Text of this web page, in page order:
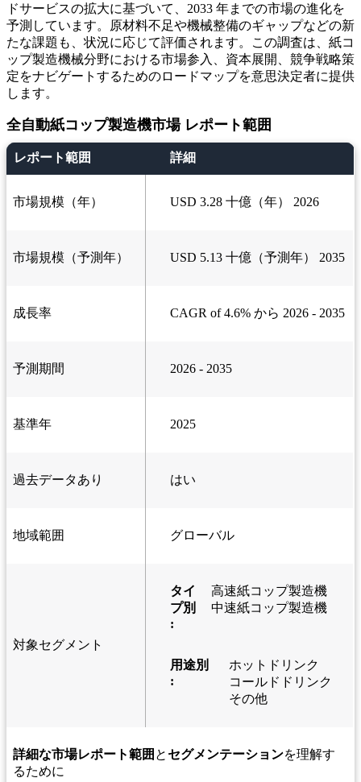
ドサービスの拡大に基づいて、2033 年までの市場の進化を
予測しています。原材料不足や機械整備のギャップなどの新
たな課題も、状況に応じて評価されます。この調査は、紙コ
ップ製造機械分野における市場参入、資本展開、競争戦略策
定をナビゲートするためのロードマップを意思決定者に提供
します。
全自動紙コップ製造機市場 レポート範囲
レポート範囲 詳細
市場規模（年） USD 3.28 十億（年） 2026
市場規模（予測年） USD 5.13 十億（予測年） 2035
成長率 CAGR of 4.6% から 2026 - 2035
予測期間 2026 - 2035
基準年 2025
過去データあり はい
地域範囲 グローバル
対象セグメント
タイ
プ別
:
高速紙コップ製造機
中速紙コップ製造機
用途別
:
ホットドリンク
コールドドリンク
その他
詳細な市場レポート範囲 と セグメンテーションを理解す
るために